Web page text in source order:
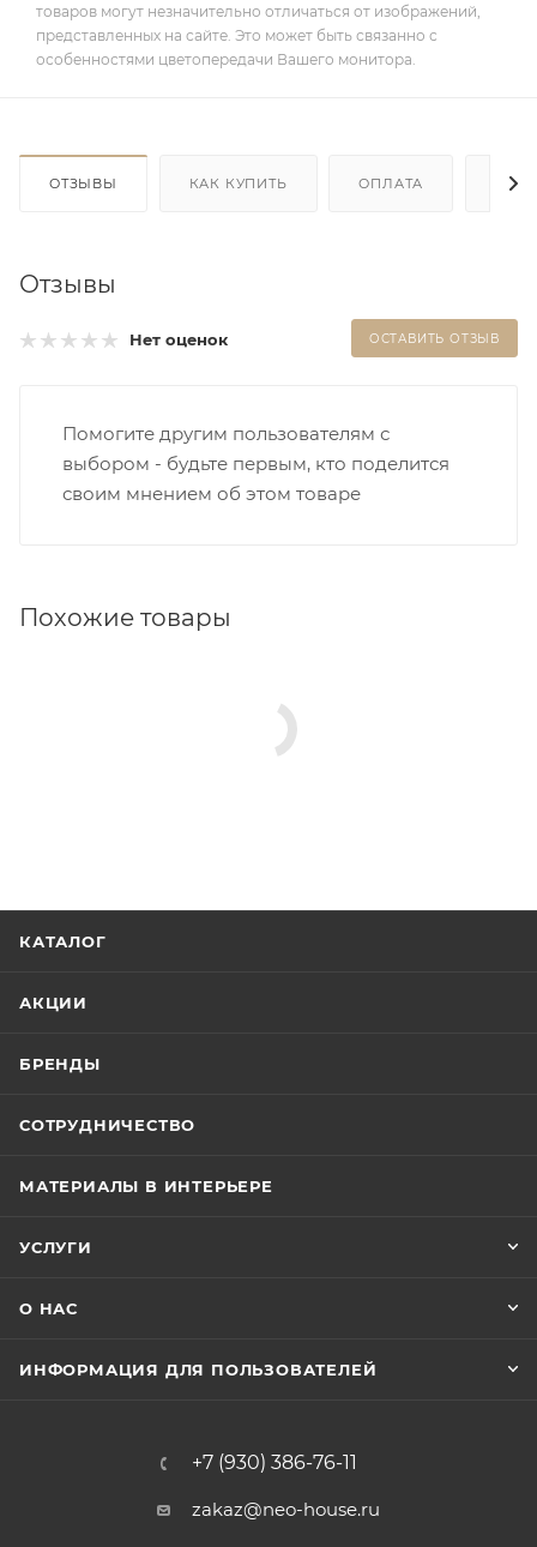
товаров могут незначительно отличаться от изображений,
представленных на сайте. Это может быть связанно с
особенностями цветопередачи Вашего монитора.
ОТЗЫВЫ КАК КУПИТЬ ОПЛАТА
Отзывы
Нет оценок ОСТАВИТЬ ОТЗЫВ
Помогите другим пользователям с
выбором - будьте первым, кто поделится
своим мнением об этом товаре
Похожие товары
КАТАЛОГ
АКЦИИ
БРЕНДЫ
СОТРУДНИЧЕСТВО
МАТЕРИАЛЫ В ИНТЕРЬЕРЕ
УСЛУГИ
О НАС
ИНФОРМАЦИЯ ДЛЯ ПОЛЬЗОВАТЕЛЕЙ
+7 (930) 386-76-11
zakaz@neo-house.ru